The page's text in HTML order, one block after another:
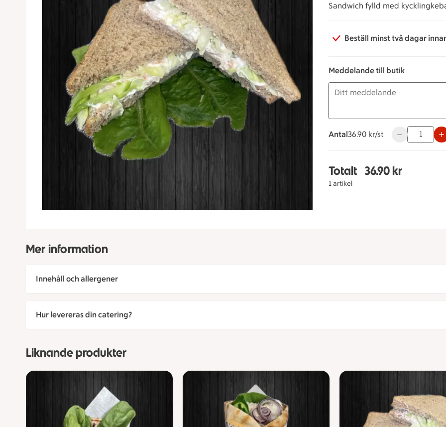
Sandwich fylld med
Beställ minst två dagar
Meddelande till butik
Antal
36.90 kronor styck
36.90 kr/st Använd
Totalt
1 artikel
Totalt 1 stycken
36.90 kr
Mer information
Innehåll och allergener
Hur levereras din catering?
Liknande produkter